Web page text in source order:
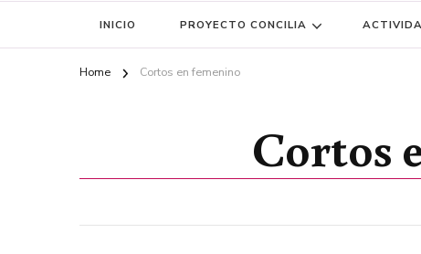
INICIO PROYECTO CONCILIA
Home Cortos en femenino
Cortos